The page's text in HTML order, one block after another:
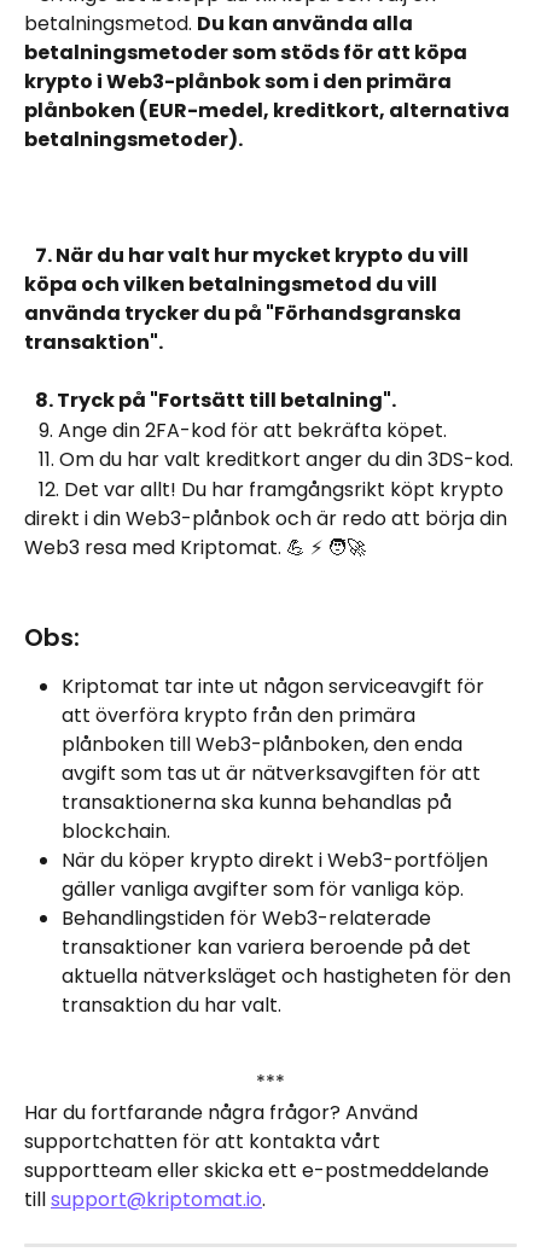
betalningsmetod. Du kan använda alla
betalningsmetoder som stöds för att köpa
krypto i Web3-plånbok som i den primära
plånboken (EUR-medel, kreditkort, alternativa
betalningsmetoder).
köpa och vilken betalningsmetod du vill
använda trycker du på "Förhandsgranska
transaktion".
   8. Tryck på "Fortsätt till betalning".
   9. Ange din 2FA-kod för att bekräfta köpet.
   11. Om du har valt kreditkort anger du din 3DS-kod.
direkt i din Web3-plånbok och är redo att börja din
Web3 resa med Kriptomat. 💪 ⚡ 🧑‍🚀
Obs:
Kriptomat tar inte ut någon serviceavgift för
att överföra krypto från den primära
plånboken till Web3-plånboken, den enda
avgift som tas ut är nätverksavgiften för att
transaktionerna ska kunna behandlas på
blockchain.
När du köper krypto direkt i Web3-portföljen
gäller vanliga avgifter som för vanliga köp.
Behandlingstiden för Web3-relaterade
transaktioner kan variera beroende på det
aktuella nätverksläget och hastigheten för den
transaktion du har valt.
***
Har du fortfarande några frågor? Använd
supportchatten för att kontakta vårt
supportteam eller skicka ett e-postmeddelande
till support@kriptomat.io.